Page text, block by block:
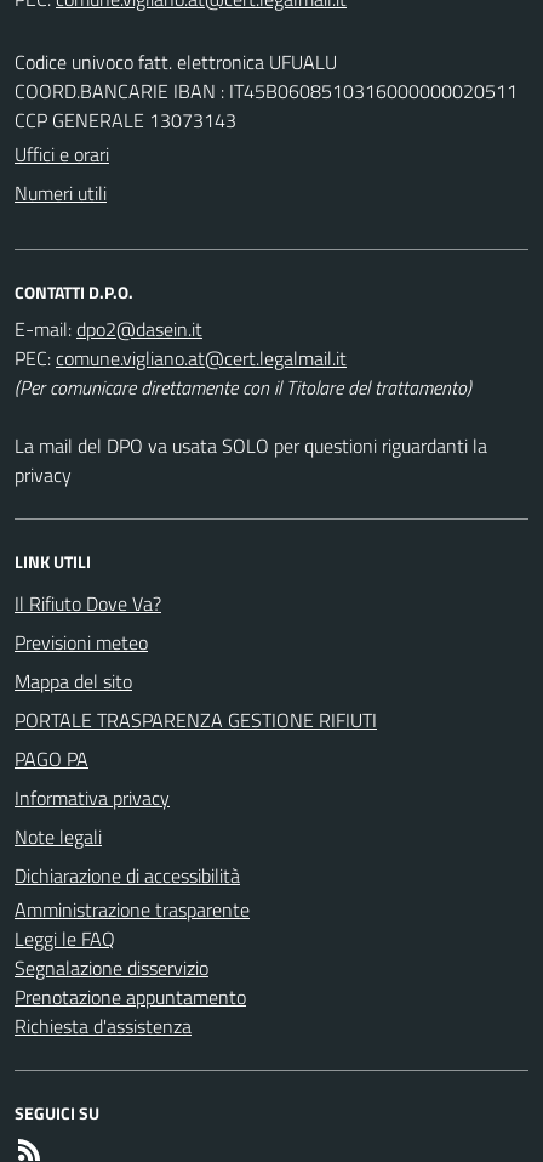
Codice univoco fatt. elettronica UFUALU
COORD.BANCARIE IBAN : IT45B0608510316000000020511
CCP GENERALE 13073143
Uffici e orari
Numeri utili
CONTATTI D.P.O.
E-mail:
PEC:
(Per comunicare direttamente con il Titolare del trattamento)
La mail del DPO va usata SOLO per questioni riguardanti la
privacy
LINK UTILI
Il Rifiuto Dove Va?
Previsioni meteo
Mappa del sito
PORTALE TRASPARENZA GESTIONE RIFIUTI
PAGO PA
Informativa privacy
Note legali
Dichiarazione di accessibilità
Amministrazione trasparente
Leggi le FAQ
Segnalazione disservizio
Prenotazione appuntamento
Richiesta d'assistenza
SEGUICI SU